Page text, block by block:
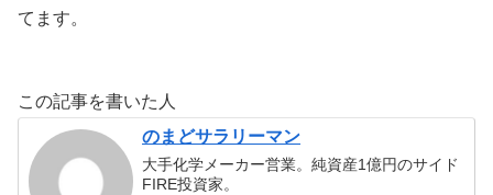
てます。
この記事を書いた人
のまどサラリーマン
大手化学メーカー営業。純資産1億円のサイド
FIRE投資家。